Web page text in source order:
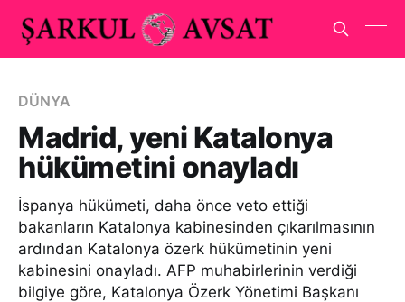
DÜNYA
Madrid, yeni Katalonya
hükümetini onayladı
İspanya hükümeti, daha önce veto ettiği
bakanların Katalonya kabinesinden çıkarılmasının
ardından Katalonya özerk hükümetinin yeni
kabinesini onayladı. AFP muhabirlerinin verdiği
bilgiye göre, Katalonya Özerk Yönetimi Başkanı